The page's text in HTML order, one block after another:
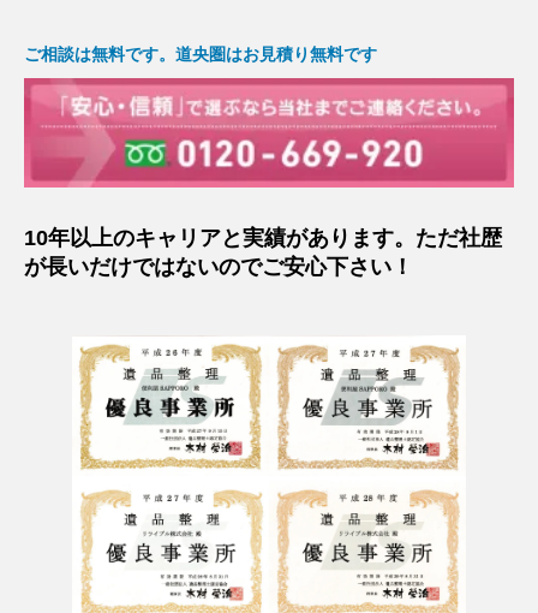
ご相談は無料です。道央圏はお見積り無料です
10年以上のキャリアと実績があります。ただ社歴
が長いだけではないのでご安心下さい！